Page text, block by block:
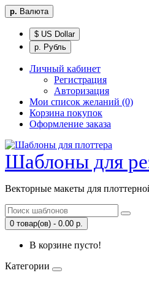
р. Валюта
$ US Dollar
р. Рубль
Личный кабинет
Регистрация
Авторизация
Мои список желаний (0)
Корзина покупок
Оформление заказа
Шаблоны для
Векторные макеты для
0 товар(ов) - 0.00 р.
В корзине пусто!
Категории